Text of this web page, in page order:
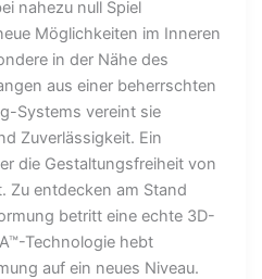
nahezu null Spiel
Möglichkeiten im Inneren
in der Nähe des
aus einer beherrschten
Systems vereint sie
Zuverlässigkeit. Ein
die Gestaltungsfreiheit von
Zu entdecken am Stand
betritt eine echte 3D-
Technologie hebt
auf ein neues Niveau.